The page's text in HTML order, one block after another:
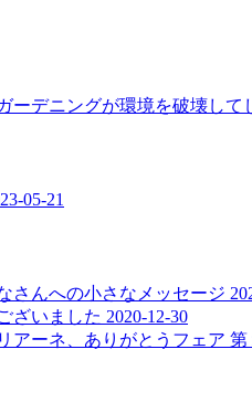
ーデニングが環境を破壊して
05-21
さんへの小さなメッセージ
ざいました 2020-12-30
アーネ、ありがとうフェア